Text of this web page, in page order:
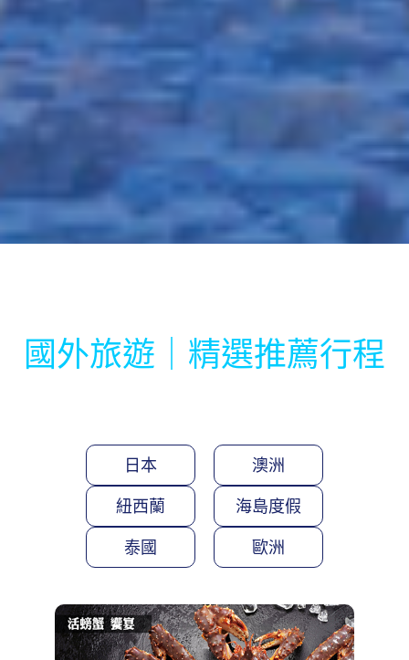
國外旅遊｜精選推薦行程
日本 澳洲
紐西蘭 海島度假
泰國 歐洲